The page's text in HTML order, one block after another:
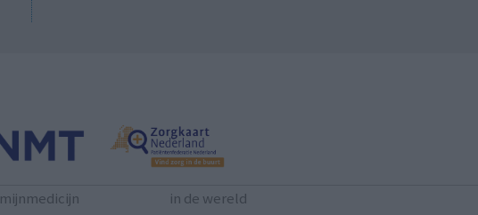
mijnmedicijn in de wereld